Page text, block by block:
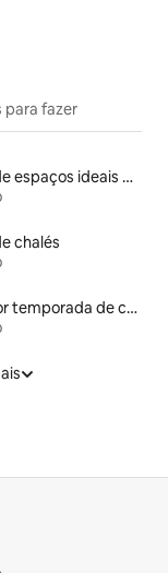
para fazer
Aluguéis de espaços ideais para famílias
chalés
Aluguel por temporada de casas de veraneio